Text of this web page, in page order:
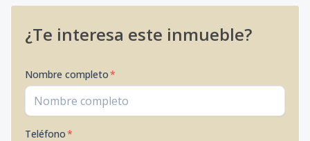
¿Te interesa este inmueble?
Nombre completo*
Teléfono*